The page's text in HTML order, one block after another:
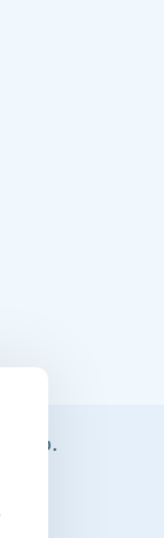
s.r.o.